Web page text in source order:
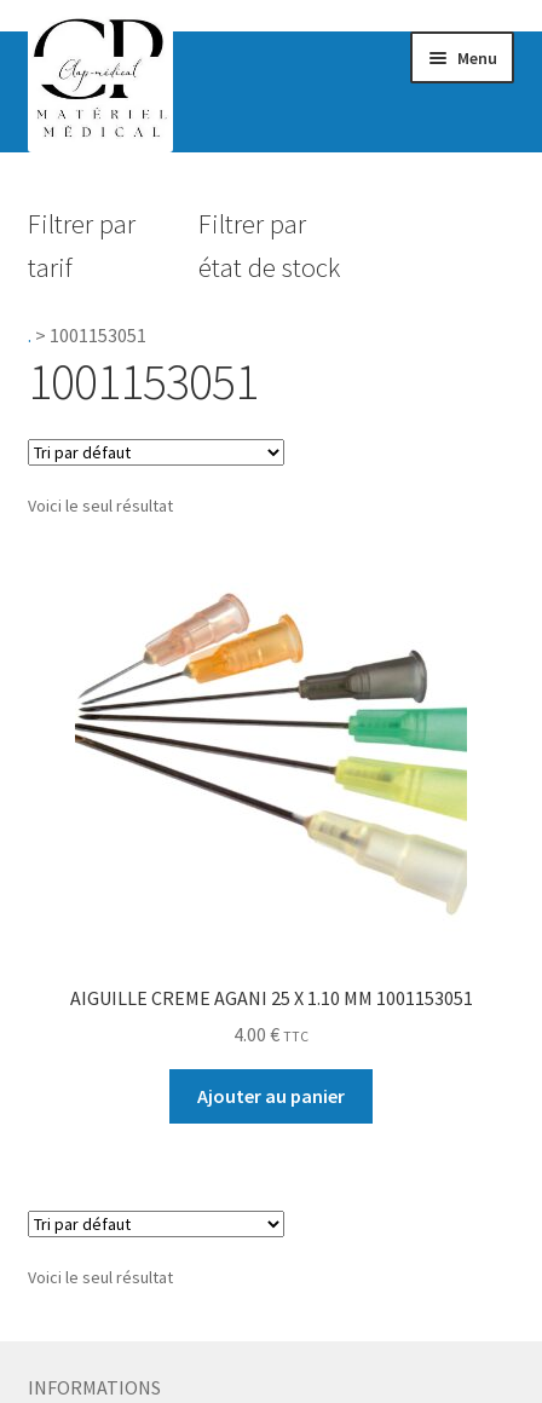
Menu
Hygiène
Accessoires Salle de bain
0.00 €
Filtrer par
tarif
Filtrer par
état de stock
. > 1001153051
1001153051
Voici le seul résultat
AIGUILLE CREME AGANI 25 X 1.10 MM 1001153051
4.00 € TTC
Ajouter au panier
Voici le seul résultat
INFORMATIONS